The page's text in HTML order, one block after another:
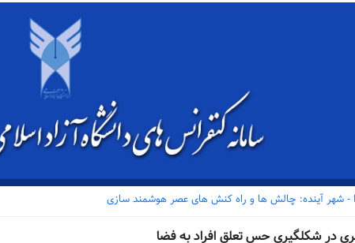
- شهر آینده: چالش ها و راه کنش های عصر هوشمند سازی
در شکلگیری حس تعلق افراد به فضا